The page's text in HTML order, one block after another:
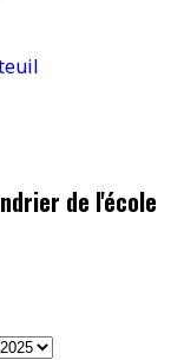
de l'école